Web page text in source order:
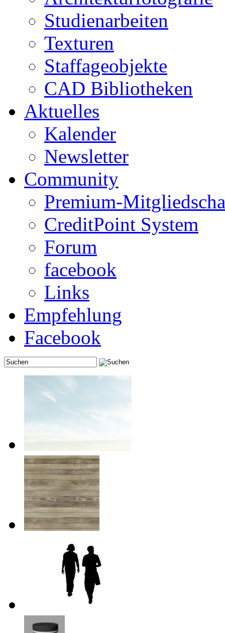
Studienarbeiten
Texturen
Staffageobjekte
CAD Bibliotheken
Aktuelles
Kalender
Newsletter
Community
Premium-
CreditPoint System
Forum
facebook
Links
Empfehlung
Facebook